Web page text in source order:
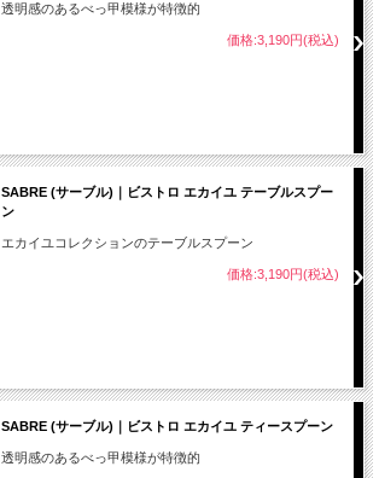
透明感のあるべっ甲模様が特徴的
価格:3,190円(税込)
SABRE (サーブル)｜ビストロ エカイユ テーブルスプー
ン
エカイユコレクションのテーブルスプーン
価格:3,190円(税込)
SABRE (サーブル)｜ビストロ エカイユ ティースプーン
透明感のあるべっ甲模様が特徴的